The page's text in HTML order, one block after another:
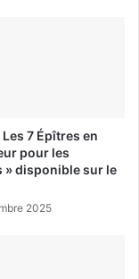
Les 7 Épîtres en
pour les
» disponible sur le
2025